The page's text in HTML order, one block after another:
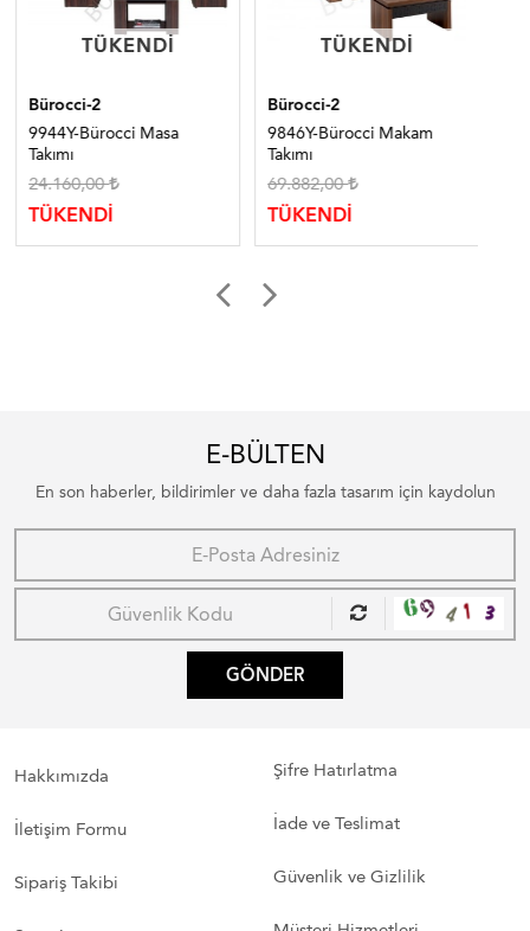
TÜKENDI
TÜKENDI
Bürocci-2
9944Y-Bürocci Masa
Takımı
24.160,00
TÜKENDİ
TÜKENDI
TÜKENDI
Bürocci-2
9846Y-Bürocci Makam
Takımı
69.882,00
TÜKENDİ
E-BÜLTEN
En son haberler, bildirimler ve daha fazla tasarım için kaydolun
GÖNDER
Hakkımızda
İletişim Formu
Sipariş Takibi
Şifre Hatırlatma
İade ve Teslimat
Güvenlik ve Gizlilik